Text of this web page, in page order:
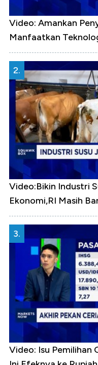
Video: Amankan
Manfaatkan
2.
Video:Bikin Industri
Ekonomi,RI Masih
3.
Video: Isu Pemilihan